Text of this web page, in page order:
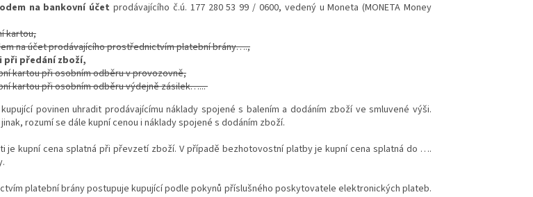
na bankovní účet prodávajícího č.ú. 177 280 53 99 / 0600, vedený u Moneta (MONETA Money
kartou,
na účet prodávajícího prostřednictvím platební brány….,
předání zboží,
kartou při osobním odběru v provozovně,
kartou při osobním odběru výdejně zásilek…...
povinen uhradit prodávajícímu náklady spojené s balením a dodáním zboží ve smluvené výši.
rozumí se dále kupní cenou i náklady spojené s dodáním zboží.
je kupní cena splatná při převzetí zboží. V případě bezhotovostní platby je kupní cena splatná do ….
platební brány postupuje kupující podle pokynů příslušného poskytovatele elektronických plateb.